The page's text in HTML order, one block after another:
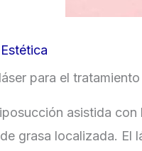
para el
asistida
grasa localizada. El